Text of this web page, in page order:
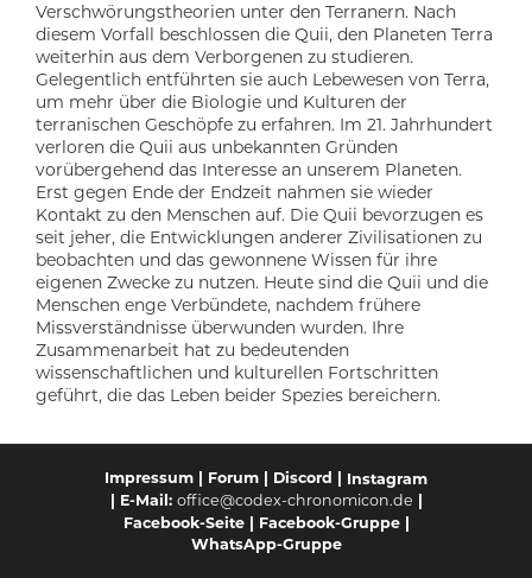
Verschwörungstheorien unter den Terranern. Nach
diesem Vorfall beschlossen die Quii, den Planeten Terra
weiterhin aus dem Verborgenen zu studieren.
Gelegentlich entführten sie auch Lebewesen von Terra,
um mehr über die Biologie und Kulturen der
terranischen Geschöpfe zu erfahren. Im 21. Jahrhundert
verloren die Quii aus unbekannten Gründen
vorübergehend das Interesse an unserem Planeten.
Erst gegen Ende der Endzeit nahmen sie wieder
Kontakt zu den Menschen auf. Die Quii bevorzugen es
seit jeher, die Entwicklungen anderer Zivilisationen zu
beobachten und das gewonnene Wissen für ihre
eigenen Zwecke zu nutzen. Heute sind die Quii und die
Menschen enge Verbündete, nachdem frühere
Missverständnisse überwunden wurden. Ihre
Zusammenarbeit hat zu bedeutenden
wissenschaftlichen und kulturellen Fortschritten
geführt, die das Leben beider Spezies bereichern.
Impressum Forum Discord
Instagram
| E-Mail: office@codex-chronomicon.de
Facebook-Seite
Facebook-Gruppe
WhatsApp-Gruppe